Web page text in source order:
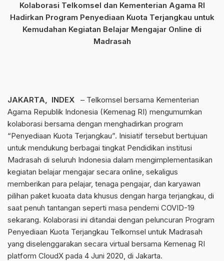
Kolaborasi Telkomsel dan Kementerian Agama RI
Hadirkan Program Penyediaan Kuota Terjangkau untuk
Kemudahan Kegiatan Belajar Mengajar Online di
Madrasah
JAKARTA, INDEX – Telkomsel bersama Kementerian
Agama Republik Indonesia (Kemenag RI) mengumumkan
kolaborasi bersama dengan menghadirkan program
“Penyediaan Kuota Terjangkau”. Inisiatif tersebut bertujuan
untuk mendukung berbagai tingkat Pendidikan institusi
Madrasah di seluruh Indonesia dalam mengimplementasikan
kegiatan belajar mengajar secara online, sekaligus
memberikan para pelajar, tenaga pengajar, dan karyawan
pilihan paket kuoata data khusus dengan harga terjangkau, di
saat penuh tantangan seperti masa pendemi COVID-19
sekarang. Kolaborasi ini ditandai dengan peluncuran Program
Penyediaan Kuota Terjangkau Telkomsel untuk Madrasah
yang diselenggarakan secara virtual bersama Kemenag RI
platform CloudX pada 4 Juni 2020, di Jakarta.